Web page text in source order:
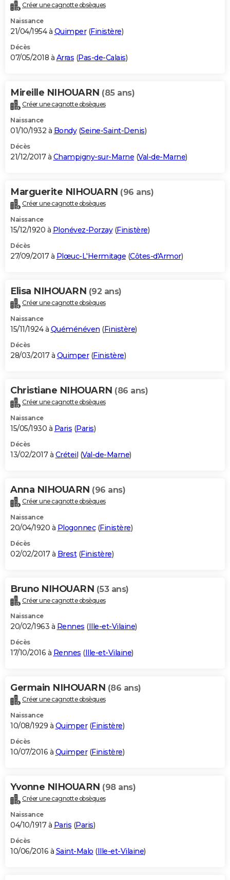
Créer une cagnotte obsèques
Naissance
21/04/1954 à Quimper(Finistère)
Décès
07/05/2018 à Arras (Pas-de-Calais)
Mireille NIHOUARN (85 ans)
Créer une cagnotte obsèques
Naissance
01/10/1932 à Bondy(Seine-Saint-Denis)
Décès
21/12/2017 à Champigny-sur-Marne (Val-de-Marne)
Marguerite NIHOUARN (96 ans)
Créer une cagnotte obsèques
Naissance
15/12/1920 à Plonévez-Porzay(Finistère)
Décès
27/09/2017 à Plœuc-L'Hermitage (Côtes-d'Armor)
Elisa NIHOUARN (92 ans)
Créer une cagnotte obsèques
Naissance
15/11/1924 à Quéménéven (Finistère)
Décès
28/03/2017 à Quimper(Finistère)
Christiane NIHOUARN (86 ans)
Créer une cagnotte obsèques
Naissance
15/05/1930 à Paris (Paris)
Décès
13/02/2017 à Créteil (Val-de-Marne)
Anna NIHOUARN (96 ans)
Créer une cagnotte obsèques
Naissance
20/04/1920 à Plogonnec(Finistère)
Décès
02/02/2017 à Brest(Finistère)
Bruno NIHOUARN (53 ans)
Créer une cagnotte obsèques
Naissance
20/02/1963 à Rennes (Ille-et-Vilaine)
Décès
17/10/2016 à Rennes (Ille-et-Vilaine)
Germain NIHOUARN (86 ans)
Créer une cagnotte obsèques
Naissance
10/08/1929 à Quimper(Finistère)
Décès
10/07/2016 à Quimper(Finistère)
Yvonne NIHOUARN (98 ans)
Créer une cagnotte obsèques
Naissance
04/10/1917 à Paris (Paris)
Décès
10/06/2016 à Saint-Malo (Ille-et-Vilaine)